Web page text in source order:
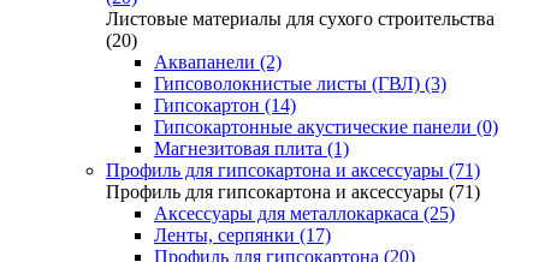
Листовые материалы для сухого строительства
(20)
Аквапанели (2)
Гипсоволокнистые листы (ГВЛ) (3)
Гипсокартон (14)
Гипсокартонные акустические панели (0)
Магнезитовая плита (1)
Профиль для гипсокартона и аксессуары (71)
Профиль для гипсокартона и аксессуары (71)
Аксессуары для металлокаркаса (25)
Ленты, серпянки (17)
Профиль для гипсокартона (20)